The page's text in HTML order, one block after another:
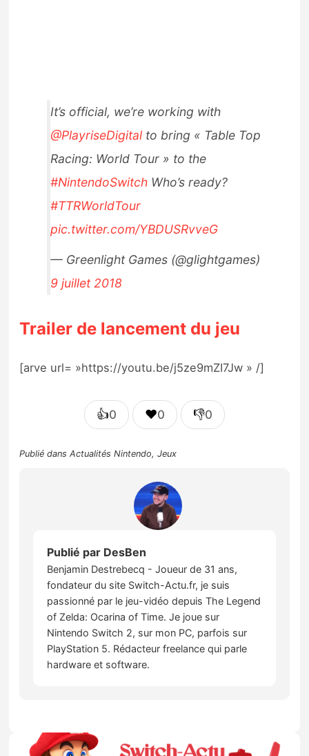
It’s official, we’re working with
@PlayriseDigital to bring « Table Top
Racing: World Tour » to the
#NintendoSwitch Who’s ready?
#TTRWorldTour
pic.twitter.com/YBDUSRvveG
— Greenlight Games (@glightgames)
9 juillet 2018
Trailer de lancement du jeu
[arve url= »https://youtu.be/j5ze9mZI7Jw » /]
👍0 ❤️0 👎0
Publié dansActualités Nintendo,Jeux
Publié par DesBen
Benjamin Destrebecq - Joueur de 31 ans,
fondateur du site Switch-Actu.fr, je suis
passionné par le jeu-vidéo depuis The Legend
of Zelda: Ocarina of Time. Je joue sur
Nintendo Switch 2, sur mon PC, parfois sur
PlayStation 5. Rédacteur freelance qui parle
hardware et software.